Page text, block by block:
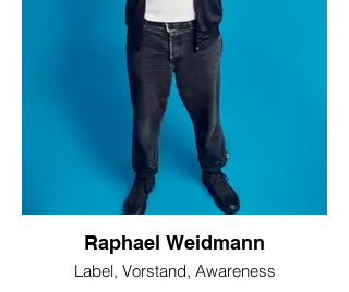
Raphael Weidmann
Label, Vorstand, Awareness